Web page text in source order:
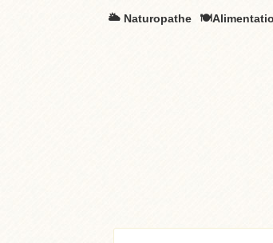
🌥️ Naturopathe